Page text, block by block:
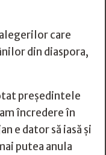
care
din diaspora,
președintele
încredere în
e dator să iasă și
putea anula